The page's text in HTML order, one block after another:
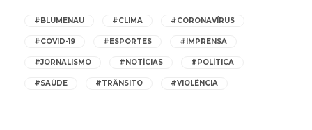
#BLUMENAU #CLIMA #CORONAVÍRUS
#COVID-19 #ESPORTES #IMPRENSA
#JORNALISMO #NOTÍCIAS #POLÍTICA
#SAÚDE #TRÂNSITO #VIOLÊNCIA